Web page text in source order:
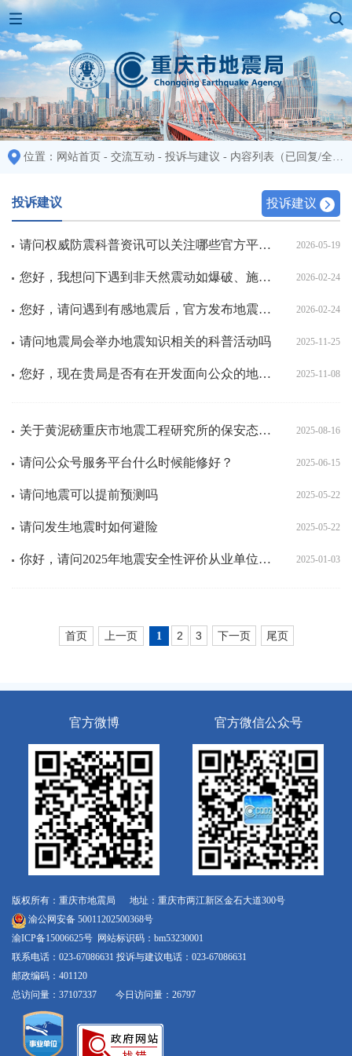
位置： 网站首页 - 交流互动 - 投诉与建议 - 内容列表 （已回复/全部：48/48)
投诉建议
投诉建议
请问权威防震科普资讯可以关注哪些官方平台？ 2026-05-19
您好，我想问下遇到非天然震动如爆破、施工等情况，如何与真实地震进行有效区分判断 2026-02-24
您好，请问遇到有感地震后，官方发布地震信息通常需要多长时间 2026-02-24
请问地震局会举办地震知识相关的科普活动吗 2025-11-25
您好，现在贵局是否有在开发面向公众的地震预警信息发布应用（包括安卓端、ios端）？ 2025-11-08
关于黄泥磅重庆市地震工程研究所的保安态度问题的投诉，作为一名外卖员在休息的时候我们把车停在旁边的树荫 2025-08-16
请问公众号服务平台什么时候能修好？ 2025-06-15
请问地震可以提前预测吗 2025-05-22
请问发生地震时如何避险 2025-05-22
你好，请问2025年地震安全性评价从业单位，什么时候开始征集？ 2025-01-03
首页 上一页 1 2 3 下一页 尾页
官方微博 官方微信公众号
版权所有：重庆市地震局 地址：重庆市两江新区金石大道300号
渝公网安备 50011202500368号
渝ICP备15006625号 网站标识码：bm53230001
联系电话：023-67086631 投诉与建议电话：023-67086631
邮政编码：401120
总访问量：37107337 今日访问量：26797